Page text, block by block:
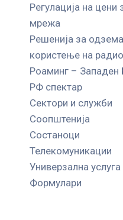
Регулација на цени
мрежа
Решенија за
користење на
Роаминг – Западен
РФ спектар
Сектори и служби
Соопштенија
Состаноци
Телекомуникации
Универзална услуга
Формулари